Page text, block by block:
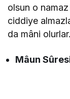
olsun o namaz
ciddiye
da mâni
Mâun